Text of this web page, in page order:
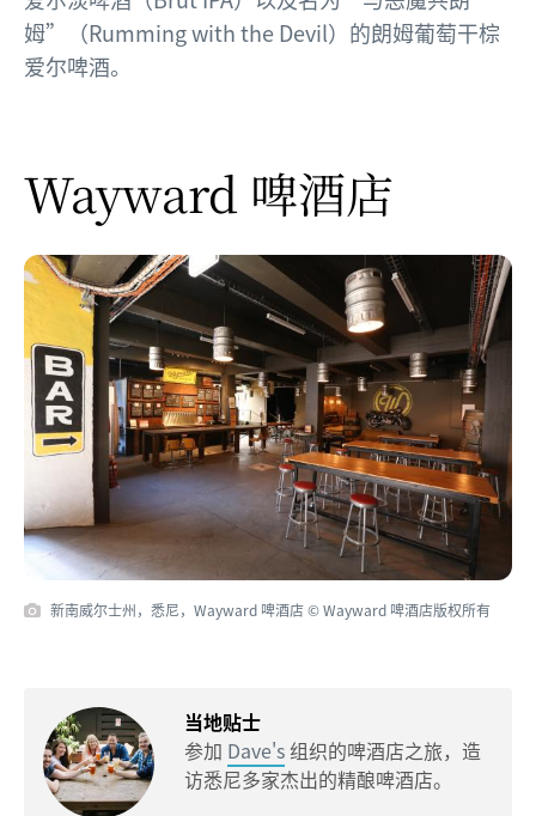
姆”（Rumming with the Devil）的朗姆葡萄干棕
爱尔啤酒。
Wayward 啤酒店
新南威尔士州，悉尼，Wayward 啤酒店 © Wayward 啤酒店版权所有
当地贴士
参加 Dave's 组织的啤酒店之旅，造
访悉尼多家杰出的精酿啤酒店。